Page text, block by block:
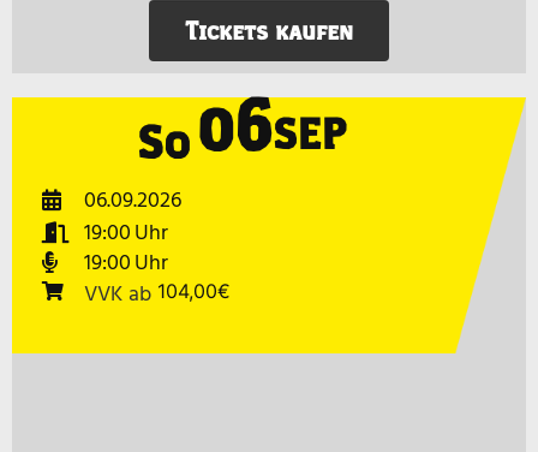
Tickets kaufen
So06SEP
06.09.2026
19:00
19:00
VVK ab 104,00€